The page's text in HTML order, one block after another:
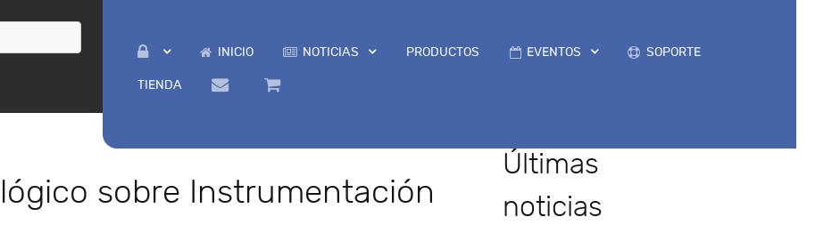
INICIO NOTICIAS PRODUCTOS EVENTOS SOPORTE
TIENDA
sobre Instrumentación
Últimas
noticias